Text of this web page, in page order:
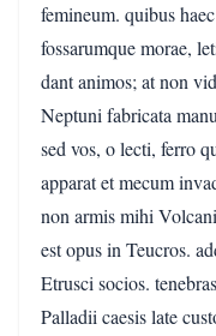
femineum. quibus
fossarumque morae,
dant animos; at non
Neptuni fabricata
sed vos, o lecti, ferro
apparat et mecum
non armis mihi
est opus in Teucros.
Etrusci socios.
Palladii caesis late